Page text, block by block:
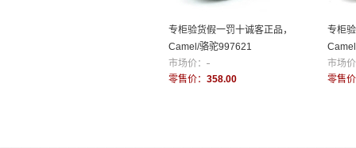
专柜验货假一罚十诚客正品，
Camel/骆驼997621
市场价： -
零售价： 358.00
专柜
市场
零售